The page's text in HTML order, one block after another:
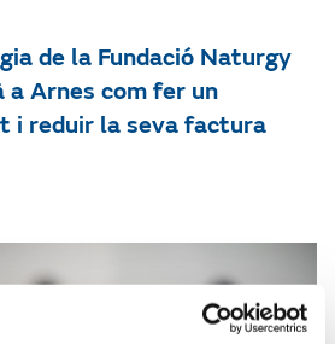
de la Fundació Naturgy
a Arnes com fer un
i reduir la seva factura